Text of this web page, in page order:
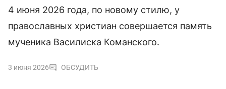
4 июня 2026 года, по новому стилю, у
православных христиан совершается память
мученика Василиска Команского.
3 июня 2026 ОБСУДИТЬ